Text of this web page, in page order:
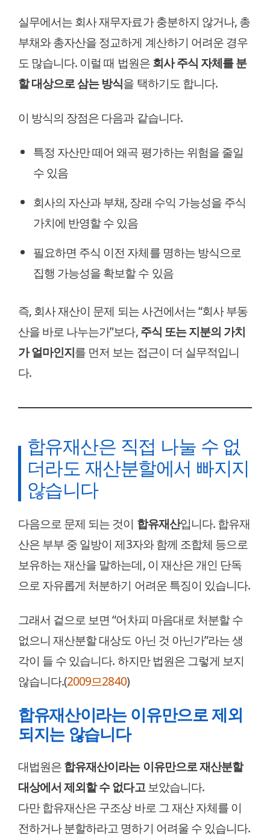
실무에서는 회사 재무자료가 충분하지 않거나, 총
부채와 총자산을 정교하게 계산하기 어려운 경우
도 많습니다. 이럴 때 법원은회사 주식 자체를 분
할 대상으로 삼는 방식을 택하기도 합니다.
이 방식의 장점은 다음과 같습니다.
특정 자산만 떼어 왜곡 평가하는 위험을 줄일
수 있음
회사의 자산과 부채, 장래 수익 가능성을 주식
가치에 반영할 수 있음
필요하면 주식 이전 자체를 명하는 방식으로
집행 가능성을 확보할 수 있음
즉, 회사 재산이 문제 되는 사건에서는 “회사 부동
산을 바로 나누는가”보다,주식 또는 지분의 가치
가 얼마인지를 먼저 보는 접근이 더 실무적입니
다.
합유재산은 직접 나눌 수 없
더라도 재산분할에서 빠지지
않습니다
다음으로 문제 되는 것이 합유재산입니다. 합유재
산은 부부 중 일방이 제3자와 함께 조합체 등으로
보유하는 재산을 말하는데, 이 재산은 개인 단독
으로 자유롭게 처분하기 어려운 특징이 있습니다.
그래서 겉으로 보면 “어차피 마음대로 처분할 수
없으니 재산분할 대상도 아닌 것 아닌가”라는 생
각이 들 수 있습니다. 하지만 법원은 그렇게 보지
않습니다.(2009므2840)
합유재산이라는 이유만으로 제외
되지는 않습니다
대법원은합유재산이라는 이유만으로 재산분할
대상에서 제외할 수 없다고보았습니다.
다만 합유재산은 구조상 바로 그 재산 자체를 이
전하거나 분할하라고 명하기 어려울 수 있습니다.